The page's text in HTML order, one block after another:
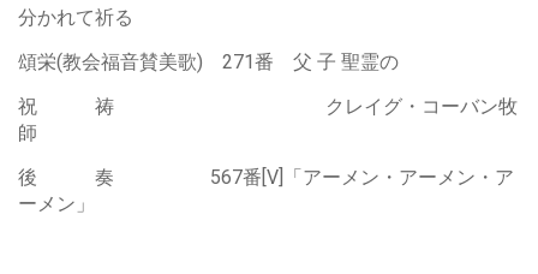
分かれて祈る
頌栄(教会福音賛美歌) 271番 父 子 聖霊の
祝 祷 クレイグ・コーバン牧
師
後 奏 567番[V]「アーメン・アーメン・ア
ーメン」